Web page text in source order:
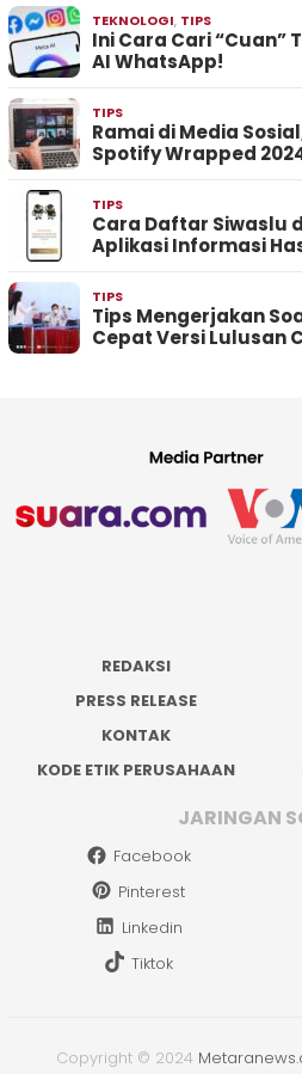
TEKNOLOGI, TIPS
Ini Cara Cari “Cuan”
AI WhatsApp!
TIPS
Ramai di Media
Spotify Wrapped
TIPS
Cara Daftar Siwaslu
Aplikasi Informasi
TIPS
Tips Mengerjakan
Cepat Versi Lulusan
REDAKSI
PRESS RELEASE
KONTAK
KODE ETIK PERUSAHAAN
JARINGAN
Facebook
Pinterest
Linkedin
Tiktok
Copyright © 2024